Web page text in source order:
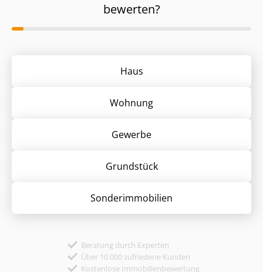
bewerten?
Haus
Wohnung
Gewerbe
Grund­stück
Sonder­immobilien
Beratung durch Experten
Über 10.000 zufriedene Kunden
Kostenlose Immobilienbewertung